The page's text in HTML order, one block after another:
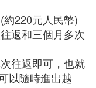
220元人民幣)
返和三個月多次
往返即可，也就
以隨時進出越